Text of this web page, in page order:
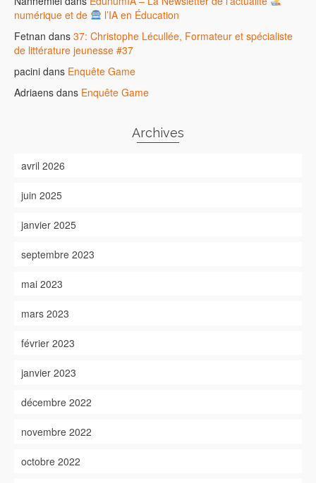
numérique et de
l’IA en Éducation
Fetnan dans 37: Christophe Lécullée, Formateur et spécialiste
de littérature jeunesse #37
pacini dans Enquête Game
Adriaens dans Enquête Game
Archives
avril 2026
juin 2025
janvier 2025
septembre 2023
mai 2023
mars 2023
février 2023
janvier 2023
décembre 2022
novembre 2022
octobre 2022